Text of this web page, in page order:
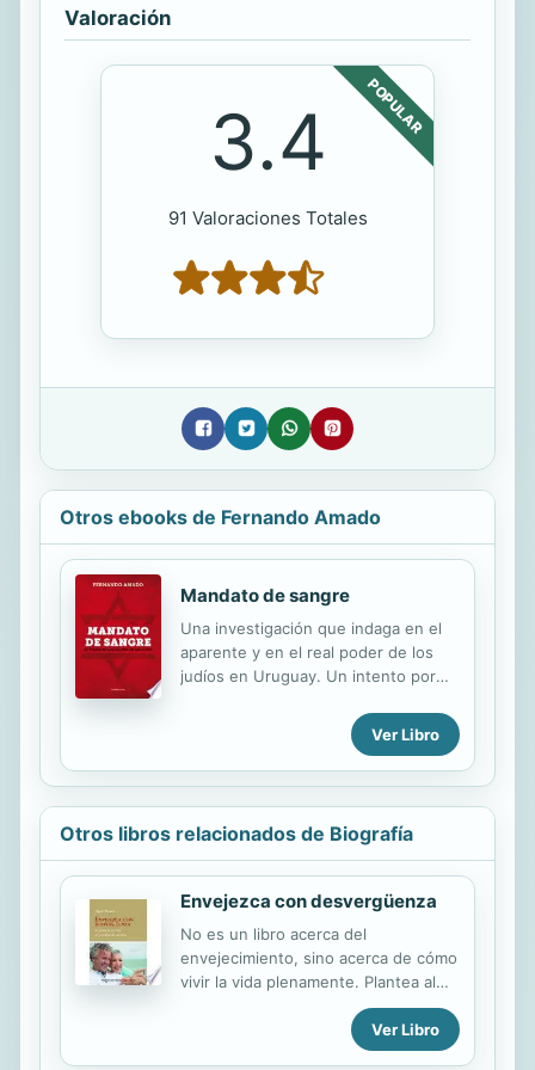
Valoración
POPULAR
3.4
91 Valoraciones Totales
Otros ebooks de Fernando Amado
Mandato de sangre
Una investigación que indaga en el
aparente y en el real poder de los
judíos en Uruguay. Un intento por
Ver Libro
Otros libros relacionados de Biografía
Envejezca con desvergüenza
No es un libro acerca del
envejecimiento, sino acerca de cómo
vivir la vida plenamente. Plantea al
lector la posibilidad de que se deje
seducir por los placeres de la
actividad y la emoción. ¡Jubilarse es
Ver Libro